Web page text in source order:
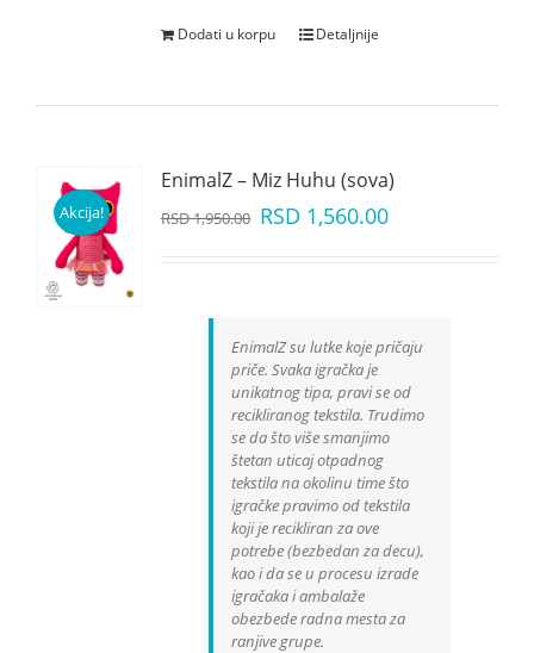
Dodati u korpu Detaljnije
Akcija!
EnimalZ – Miz Huhu (sova)
RSD1,950.00 RSD 1,560.00
EnimalZ su lutke koje pričaju
priče. Svaka igračka je
unikatnog tipa, pravi se od
recikliranog tekstila. Trudimo
se da što više smanjimo
štetan uticaj otpadnog
tekstila na okolinu time što
igračke pravimo od tekstila
koji je recikliran za ove
potrebe (bezbedan za decu),
kao i da se u procesu izrade
igračaka i ambalaže
obezbede radna mesta za
ranjive grupe.